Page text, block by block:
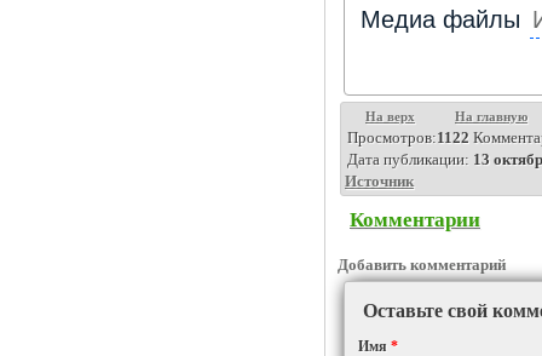
Медиа файлы
На верх На главную
Просмотров:1122
Дата публикации: 13
Источник
Комментарии
Добавить комментарий
Оставьте свой
Имя *